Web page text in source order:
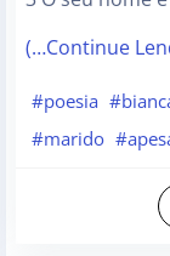
(…Continue
#poesia
#marido